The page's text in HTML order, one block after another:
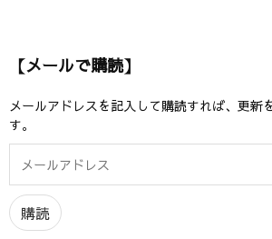
【メールで購読】
メールアドレスを記入して購読すれば、更新
す。
ル
ア
ド
購読